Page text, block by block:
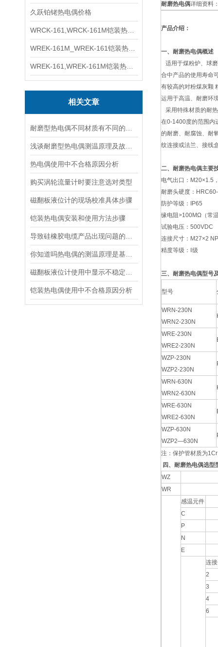
久跃铂铑热电偶价格
相关文章
热电偶使用中不合格原因分析
购买涡轮流量计时要注意选对类型
磁翻板液位计的现场校准具体步骤
铠装热电偶安装和使用方法步骤
铠装热电偶使用中不合格原因分析
耐磨热电偶详细资料
产品介绍：
一、耐磨热电偶概述
适用于煤粉炉、球
合中产品的使用寿命
有较高的对粉煤灰颗
运用于高温、耐磨环
采用特殊材质的耐
在0-1400度的范围内
的耐磨、耐腐蚀、耐
纹连接或法兰、接线
二、耐磨热电偶主要
电气出口：M20×1.5
耐磨头硬度：
防护等级：IP65
缘电阻>100MΩ（常
试验电压：500VDC
连接尺寸：M27×2
精度等级：Ⅰ级
三、耐磨热电偶型号
型号
WRN-230N
WRN2-230N
WRE-230N
WRE2-230N
WZP-230N
WZP2-230N
WRN-630N
WRN2-630N
WRE-630N
WRE2-630N
WZP-630N
WZP2—630N
注：保护管材质为
四、耐磨热电偶选型
WZ
WR
感温元件
C
P
N
E
连
2
3
4
6